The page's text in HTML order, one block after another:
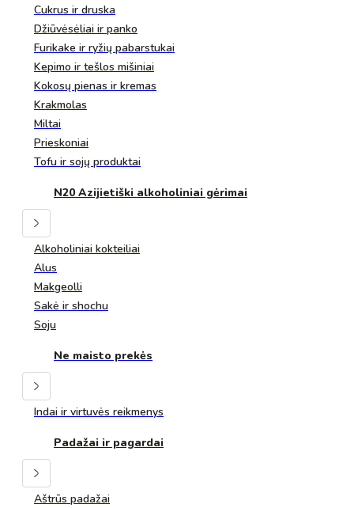
Cukrus ir druska
Džiūvėsėliai ir panko
Furikake ir ryžių pabarstukai
Kepimo ir tešlos mišiniai
Kokosų pienas ir kremas
Krakmolas
Miltai
Prieskoniai
Tofu ir sojų produktai
N20 Azijietiški alkoholiniai gėrimai
Alkoholiniai kokteiliai
Alus
Makgeolli
Sakė ir shochu
Soju
Ne maisto prekės
Indai ir virtuvės reikmenys
Padažai ir pagardai
Aštrūs padažai